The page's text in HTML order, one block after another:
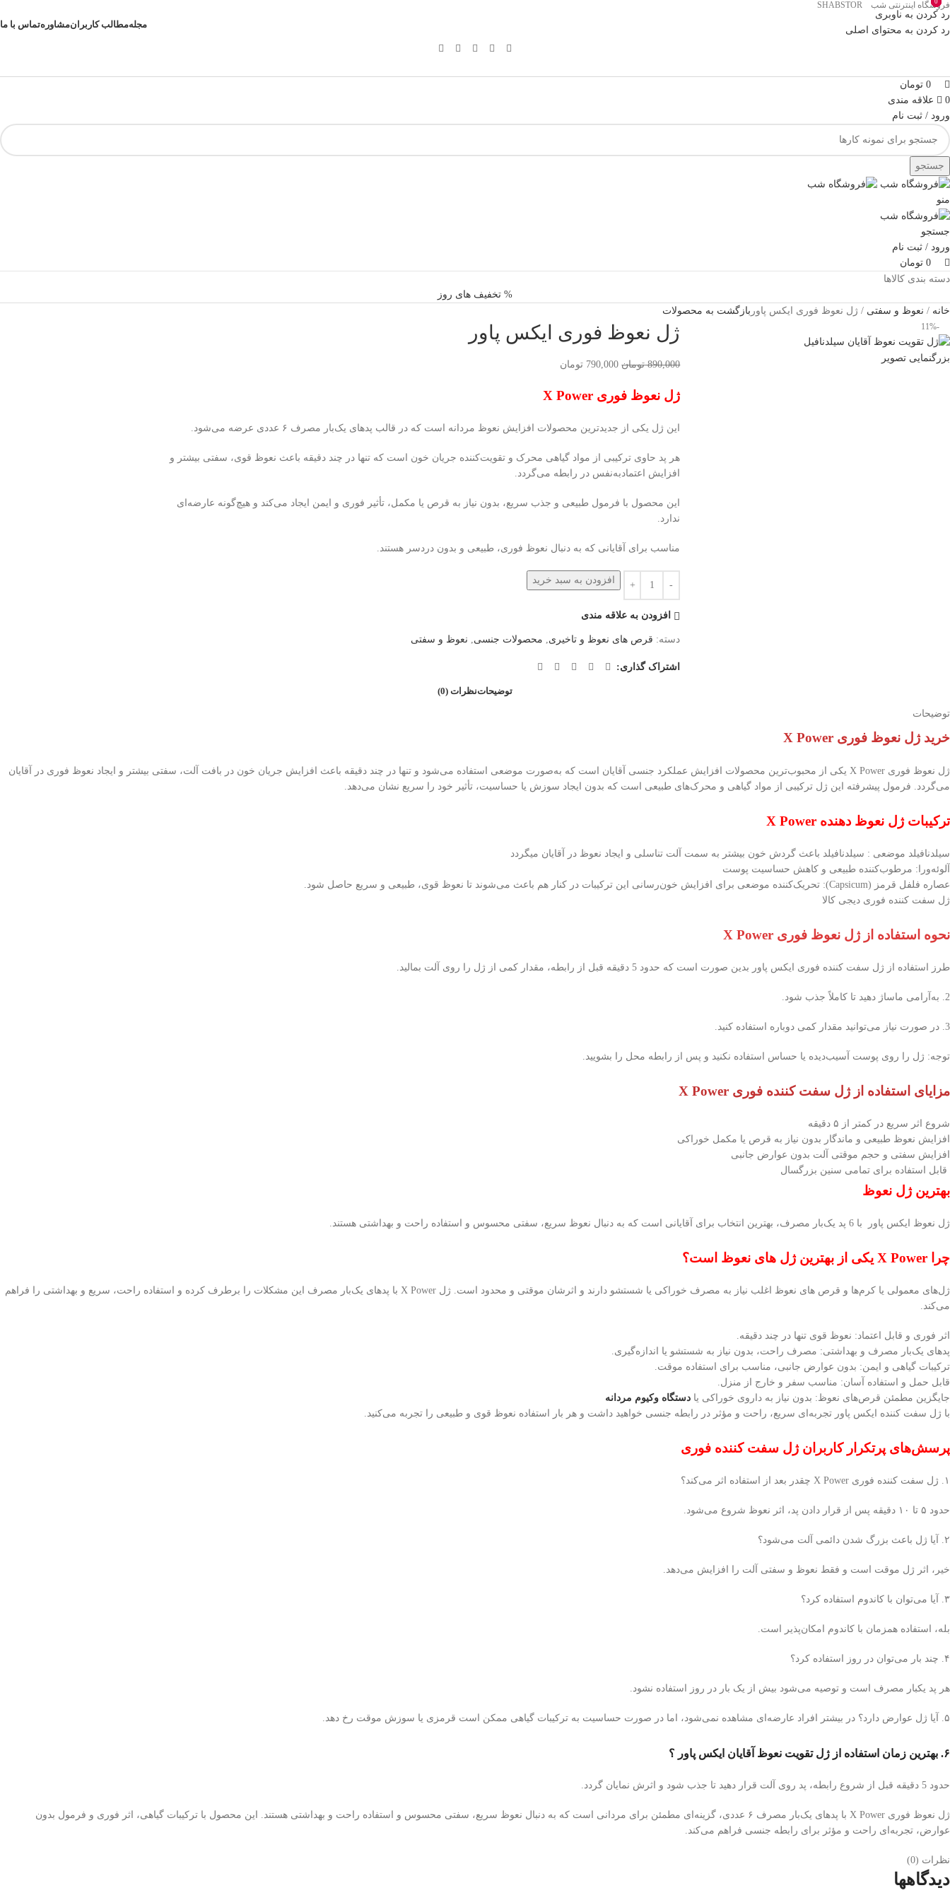
رد کردن به ناوبری
رد کردن به محتوای اصلی
فروشگاه اینترنتی شب SHABSTOR
مجلهمطالب کاربرانمشاورهتماس با ما
0
0 تومان
0
علاقه مندی
ورود / ثبت نام
جستجو
منو
جستجو
ورود / ثبت نام
0
0 تومان
دسته بندی کالاها
% تخفیف های روز
خانه
نعوظ و سفتی ژل نعوظ فوری ایکس پاور بازگشت به محصولات
-11%
بزرگنمایی تصویر
ژل نعوظ فوری ایکس پاور
890,000 تومان 790,000 تومان
ژل نعوظ فوری X Power
این ژل یکی از جدیدترین محصولات افزایش نعوظ مردانه است که در قالب پدهای یک‌بار مصرف ۶ عددی عرضه می‌شود.
هر پد حاوی ترکیبی از مواد گیاهی محرک و تقویت‌کننده جریان خون است که تنها در چند دقیقه باعث نعوظ قوی، سفتی بیشتر و
افزایش اعتمادبه‌نفس در رابطه می‌گردد.
این محصول با فرمول طبیعی و جذب سریع، بدون نیاز به قرص یا مکمل، تأثیر فوری و ایمن ایجاد می‌کند و هیچ‌گونه عارضه‌ای
ندارد.
مناسب برای آقایانی که به دنبال نعوظ فوری، طبیعی و بدون دردسر هستند.
افزودن به سبد خرید
افزودن به علاقه مندی
دسته: قرص های نعوظ و تاخیری محصولات جنسی نعوظ و سفتی
اشتراک گذاری:
توضیحاتنظرات (0)
توضیحات
خرید ژل نعوظ فوری X Power
ژل نعوظ فوری X Power یکی از محبوب‌ترین محصولات افزایش عملکرد جنسی آقایان است که به‌صورت موضعی استفاده می‌شود و تنها در چند دقیقه باعث افزایش جریان خون در بافت آلت، سفتی بیشتر و ایجاد نعوظ فوری در آقایان
می‌گردد. فرمول پیشرفته این ژل ترکیبی از مواد گیاهی و محرک‌های طبیعی است که بدون ایجاد سوزش یا حساسیت، تأثیر خود را سریع نشان می‌دهد.
ترکیبات ژل نعوظ دهنده X Power
سیلدنافیلد موضعی : سیلدنافیلد باعث گردش خون بیشتر به سمت آلت تناسلی و ایجاد نعوظ در آقایان میگردد
آلوئه‌ورا: مرطوب‌کننده طبیعی و کاهش حساسیت پوست
عصاره فلفل قرمز (Capsicum): تحریک‌کننده موضعی برای افزایش خون‌رسانی این ترکیبات در کنار هم باعث می‌شوند تا نعوظ قوی، طبیعی و سریع حاصل شود.
ژل سفت کننده فوری دیجی کالا
نحوه استفاده از ژل نعوظ فوری X Power
طرز استفاده از ژل سفت کننده فوری ایکس پاور بدین صورت است که حدود 5 دقیقه قبل از رابطه، مقدار کمی از ژل را روی آلت بمالید.
2. به‌آرامی ماساژ دهید تا کاملاً جذب شود.
3. در صورت نیاز می‌توانید مقدار کمی دوباره استفاده کنید.
توجه: ژل را روی پوست آسیب‌دیده یا حساس استفاده نکنید و پس از رابطه محل را بشویید.
مزایای استفاده از ژل سفت کننده فوری X Power
شروع اثر سریع در کمتر از ۵ دقیقه
افزایش نعوظ طبیعی و ماندگار بدون نیاز به قرص یا مکمل خوراکی
افزایش سفتی و حجم موقتی آلت بدون عوارض جانبی
قابل استفاده برای تمامی سنین بزرگسال
بهترین ژل نعوظ
ژل نعوظ ایکس پاور با 6 پد یک‌بار مصرف، بهترین انتخاب برای آقایانی است که به دنبال نعوظ سریع، سفتی محسوس و استفاده راحت و بهداشتی هستند.
چرا X Power یکی از بهترین ژل های نعوظ است؟
ژل‌های معمولی یا کرم‌ها و قرص های نعوظ اغلب نیاز به مصرف خوراکی یا شستشو دارند و اثرشان موقتی و محدود است. ژل X Power با پدهای یک‌بار مصرف این مشکلات را برطرف کرده و استفاده راحت، سریع و بهداشتی را فراهم
می‌کند.
اثر فوری و قابل اعتماد: نعوظ قوی تنها در چند دقیقه.
پدهای یک‌بار مصرف و بهداشتی: مصرف راحت، بدون نیاز به شستشو یا اندازه‌گیری.
ترکیبات گیاهی و ایمن: بدون عوارض جانبی، مناسب برای استفاده موقت.
قابل حمل و استفاده آسان: مناسب سفر و خارج از منزل.
جایگزین مطمئن قرص‌های نعوظ: بدون نیاز به داروی خوراکی یا دستگاه وکیوم مردانه
با ژل سفت کننده ایکس پاور تجربه‌ای سریع، راحت و مؤثر در رابطه جنسی خواهید داشت و هر بار استفاده نعوظ قوی و طبیعی را تجربه می‌کنید.
پرسش‌های پرتکرار کاربران ژل سفت کننده فوری
۱. ژل سفت کننده فوری X Power چقدر بعد از استفاده اثر می‌کند؟
حدود ۵ تا ۱۰ دقیقه پس از قرار دادن پد، اثر نعوظ شروع می‌شود.
۲. آیا ژل باعث بزرگ شدن دائمی آلت می‌شود؟
خیر، اثر ژل موقت است و فقط نعوظ و سفتی آلت را افزایش می‌دهد.
۳. آیا می‌توان با کاندوم استفاده کرد؟
بله، استفاده همزمان با کاندوم امکان‌پذیر است.
۴. چند بار می‌توان در روز استفاده کرد؟
هر پد یکبار مصرف است و توصیه می‌شود بیش از یک بار در روز استفاده نشود.
۵. آیا ژل عوارض دارد؟ در بیشتر افراد عارضه‌ای مشاهده نمی‌شود، اما در صورت حساسیت به ترکیبات گیاهی ممکن است قرمزی یا سوزش موقت رخ دهد.
۶. بهترین زمان استفاده از ژل تقویت نعوظ آقایان ایکس پاور ؟
حدود 5 دقیقه قبل از شروع رابطه، پد روی آلت قرار دهید تا جذب شود و اثرش نمایان گردد.
ژل نعوظ فوری X Power با پدهای یک‌بار مصرف ۶ عددی، گزینه‌ای مطمئن برای مردانی است که به دنبال نعوظ سریع، سفتی محسوس و استفاده راحت و بهداشتی هستند. این محصول با ترکیبات گیاهی، اثر فوری و فرمول بدون
عوارض، تجربه‌ای راحت و مؤثر برای رابطه جنسی فراهم می‌کند.
نظرات (0)
دیدگاهها
0